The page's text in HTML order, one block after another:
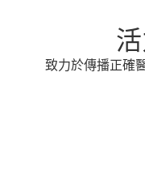
致力於傳播正確